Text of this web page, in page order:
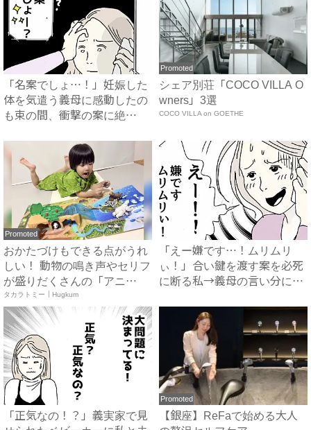
「名案でしょ…！」妊娠した
体を気遣う義母に感動したの
も束の間、衝撃の案に絶
Promoted
シェア別荘「COCO VILLA O
wners」3選
COCO VILLA on GOETHE
Promoted
おかたづけもできる点がうれ
しい！ 動物の鳴き声やセリフ
が盛りだくさんの「アニ
ア ...
タカラトミー｜Hugkum
「えー嫌です…！ムリムリ
ぃ！」合い鍵を渡す案を必死
に断る私→義母の言い分にあ
「正気なの！？」義実家で見
Promoted
【銀座】ReFaで始める大人